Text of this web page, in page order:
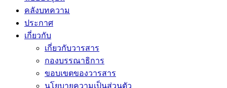
คลังบทความ
ประกาศ
เกี่ยวกับ
เกี่ยวกับวารสาร
กองบรรณาธิการ
ขอบเขตของวารสาร
นโยบายความเป็นส่วนตัว